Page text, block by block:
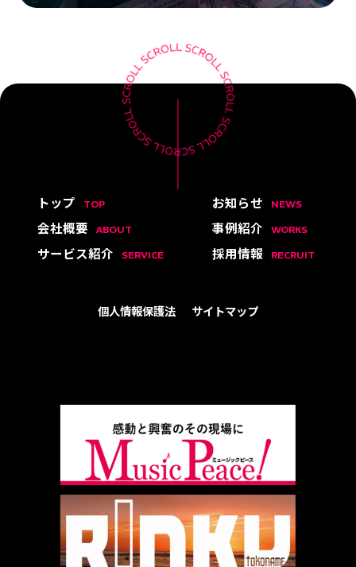
トップ TOP お知らせ NEWS
会社概要 ABOUT 事例紹介 WORKS
サービス紹介 SERVICE 採用情報 RECRUIT
個人情報保護法 サイトマップ